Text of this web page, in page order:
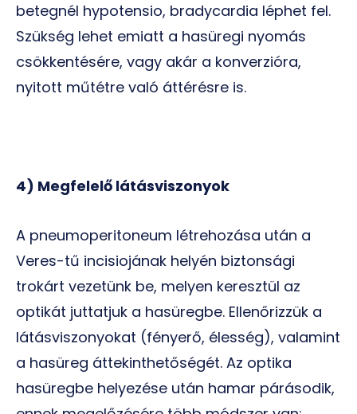
betegnél hypotensio, bradycardia léphet fel.
Szükség lehet emiatt a hasüregi nyomás
csökkentésére, vagy akár a konverzióra,
nyitott műtétre való áttérésre is.
4) Megfelelő látásviszonyok
A pneumoperitoneum létrehozása után a
Veres-tű incisiojának helyén biztonsági
trokárt vezetünk be, melyen keresztül az
optikát juttatjuk a hasüregbe. Ellenőrizzük a
látásviszonyokat (fényerő, élesség), valamint
a hasüreg áttekinthetőségét. Az optika
hasüregbe helyezése után hamar párásodik,